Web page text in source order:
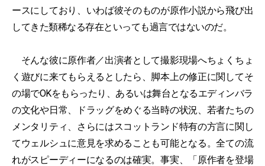
ースにしており、いわば彼そのものが原作小説から飛び出
してきた類稀なる存在といっても過言ではないのだ。
そんな彼に原作者／出演者として撮影現場へちょくちょ
く遊びに来てもらえるとしたら、脚本上の修正に関してそ
の場でOKをもらったり、あるいは舞台となるエディンバラ
の文化や日常、ドラッグをめぐる当時の状況、若者たちの
メンタリティ、さらにはスコットランド特有の方言に関し
てウェルシュに意見を求めることも可能となる。全ての流
れがスピーディーになるのは確実。事実、「原作者を登場